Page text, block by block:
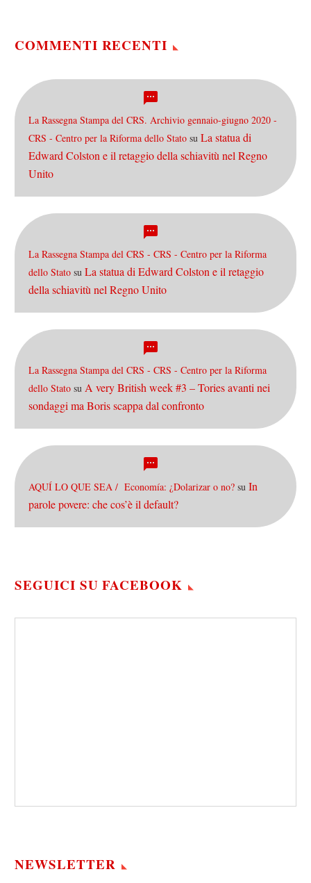
COMMENTI RECENTI
La Rassegna Stampa del CRS. Archivio gennaio-giugno 2020 -
CRS - Centro per la Riforma dello Stato su La statua di
Edward Colston e il retaggio della schiavitù nel Regno
Unito
La Rassegna Stampa del CRS - CRS - Centro per la Riforma
dello Stato su La statua di Edward Colston e il retaggio
della schiavitù nel Regno Unito
La Rassegna Stampa del CRS - CRS - Centro per la Riforma
dello Stato su A very British week #3 – Tories avanti nei
sondaggi ma Boris scappa dal confronto
AQUÍ LO QUE SEA / Economía: ¿Dolarizar o no? su In
parole povere: che cos’è il default?
SEGUICI SU FACEBOOK
NEWSLETTER